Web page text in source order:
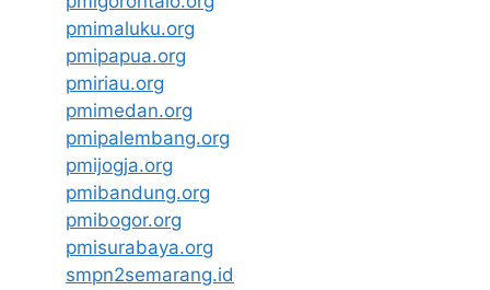
pmimaluku.org
pmipapua.org
pmiriau.org
pmimedan.org
pmipalembang.org
pmijogja.org
pmibandung.org
pmibogor.org
pmisurabaya.org
smpn2semarang.id